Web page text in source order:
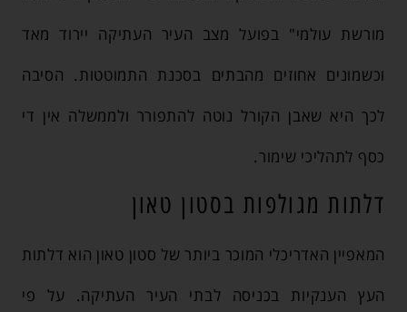
מורשת עולמי" בפועל מצב העיר העתיקה יירוד מאד
וכשמונים אחוזים מהבתים בסכנת התמוטטות. הסיבה
לכך היא שאבן הקורל נוטה להתפורר ולממשלה אין די
כסף לתהליכי שימור.
דלתות מגולפות בסטון טאון
המאפיין האדריכלי המוכר ביותר של סטון טאון הוא דלתות
העץ הענקיות בכניסה לבתי העיר העתיקה. על פי